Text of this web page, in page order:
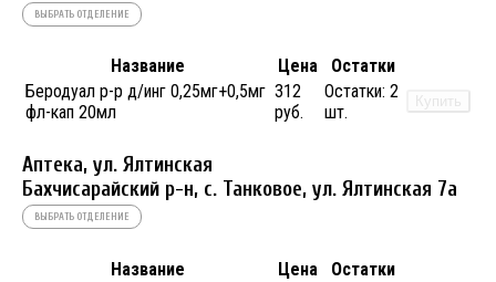
ВЫБРАТЬ ОТДЕЛЕНИЕ
Название Цена
Остатки
Беродуал р-р д/инг 0,25мг+0,5мг
фл-кап 20мл
312
руб.
Остатки: 2
шт.
Купить
Аптека, ул. Ялтинская
Бахчисарайский р-н, с. Танковое, ул. Ялтинская 7а
ВЫБРАТЬ ОТДЕЛЕНИЕ
Название Цена
Остатки